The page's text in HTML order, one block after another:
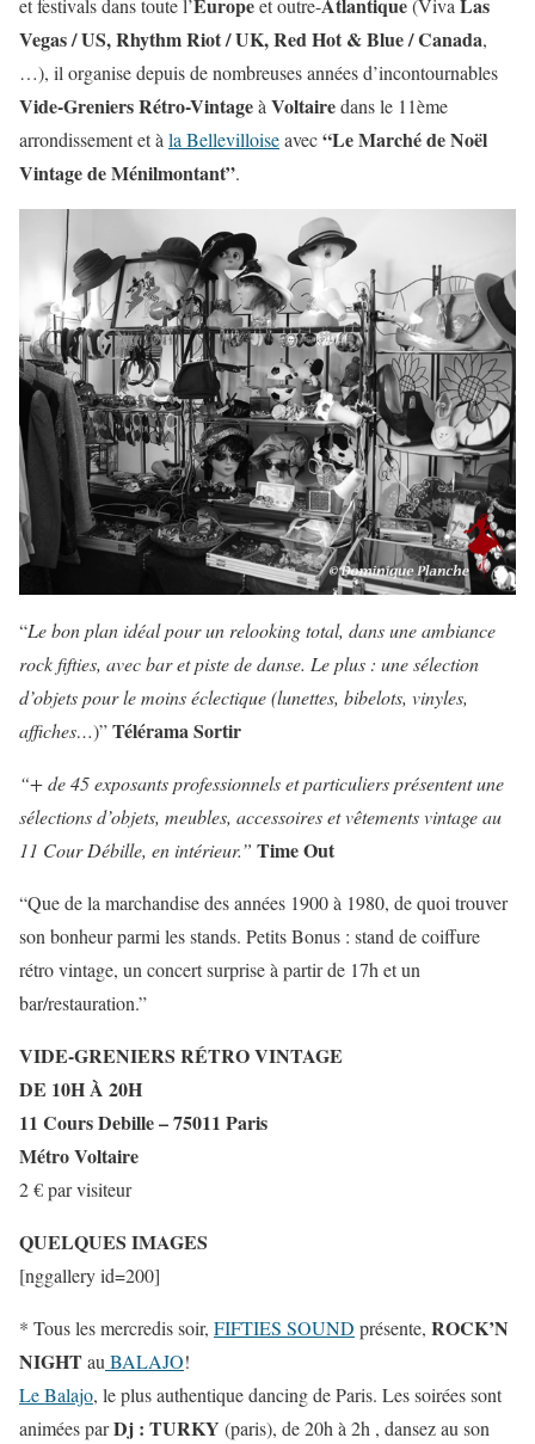
et festivals dans toute l’Europeet outre-Atlantique(Viva Las
Vegas / US, Rhythm Riot / UK, Red Hot & Blue / Canada,
…), il organise depuis de nombreuses années d’incontournables
Vide-Greniers Rétro-Vintageà Voltairedans le 11ème
arrondissement et à la Bellevilloiseavec“Le Marché de Noël
Vintage de Ménilmontant”.
“Le bon plan idéal pour un relooking total, dans une ambiance
rock fifties, avec bar et piste de danse. Le plus : une sélection
d’objets pour le moins éclectique (lunettes, bibelots, vinyles,
affiches…)”Télérama Sortir
“+ de 45 exposants professionnels et particuliers présentent une
sélections d’objets, meubles, accessoires et vêtements vintage au
11 Cour Débille, en intérieur.” Time Out
“Que de la marchandise des années 1900 à 1980, de quoi trouver
son bonheur parmi les stands. Petits Bonus : stand de coiffure
rétro vintage, un concert surprise à partir de 17h et un
bar/restauration.”
VIDE-GRENIERS RÉTRO VINTAGE
DE 10H À 20H
11 Cours Debille – 75011 Paris
Métro Voltaire
2 € par visiteur
QUELQUES IMAGES
[nggallery id=200]
* Tous les mercredis soir, FIFTIES SOUND présente, ROCK’N
NIGHTauBALAJO!
Le Balajo, le plus authentique dancing de Paris. Les soirées sont
animées parDj : TURKY (paris), de 20h à 2h , dansez au son